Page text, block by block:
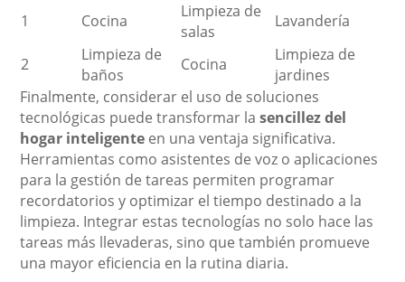
1
Cocina
Limpieza de
salas
Lavandería
2
Limpieza de
baños
Cocina
Limpieza de
jardines
Finalmente, considerar el uso de soluciones
tecnológicas puede transformar lasencillez del
hogar inteligente en una ventaja significativa.
Herramientas como asistentes de voz o aplicaciones
para la gestión de tareas permiten programar
recordatorios y optimizar el tiempo destinado a la
limpieza. Integrar estas tecnologías no solo hace las
tareas más llevaderas, sino que también promueve
una mayor eficiencia en la rutina diaria.